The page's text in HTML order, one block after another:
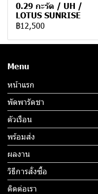
0.29 กะรัต / UH /
LOTUS SUNRISE
฿12,500
Menu
หน้าแรก
พัดพารัดชา
ตัวเรือน
พร้อมส่ง
ผลงาน
วิธีการสั่งซื้อ
ติดต่อเรา